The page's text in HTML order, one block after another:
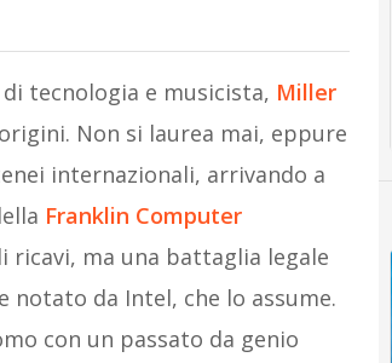
tecnologia e musicista, Miller
Non si laurea mai, eppure
internazionali, arrivando a
Franklin Computer
ricavi, ma una battaglia legale
notato da Intel, che lo assume.
con un passato da genio